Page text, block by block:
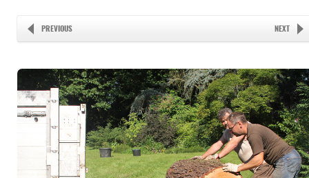
PREVIOUS NEXT